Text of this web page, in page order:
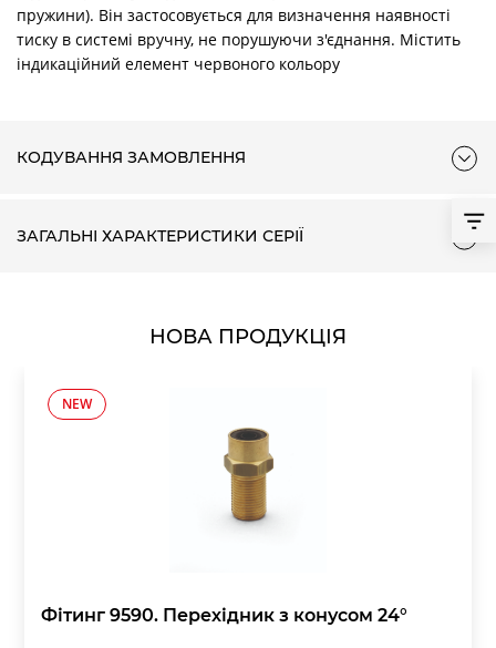
пружини). Він застосовується для визначення наявності
тиску в системі вручну, не порушуючи з'єднання. Містить
індикаційний елемент червоного кольору
КОДУВАННЯ ЗАМОВЛЕННЯ
ЗАГАЛЬНІ ХАРАКТЕРИСТИКИ СЕРІЇ
НОВА ПРОДУКЦІЯ
NEW
Фітинг 9590. Перехідник з конусом 24°